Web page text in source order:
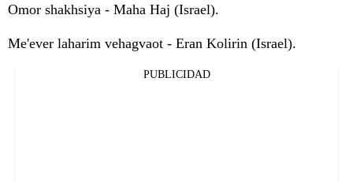
Omor shakhsiya - Maha Haj (Israel).
Me'ever laharim vehagvaot - Eran Kolirin (Israel).
PUBLICIDAD